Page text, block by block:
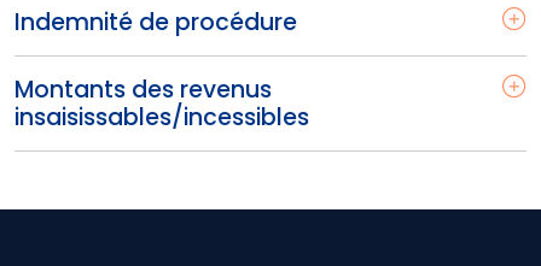
Indemnité de procédure
Montants des revenus
insaisissables/incessibles